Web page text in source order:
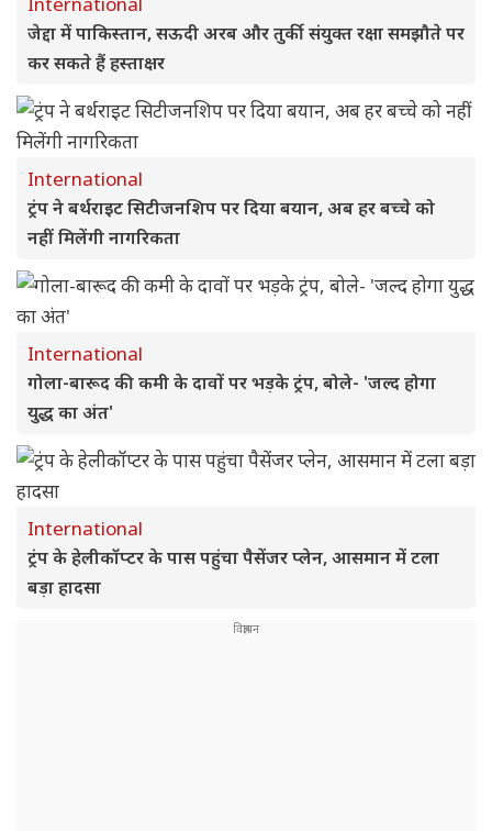
जेद्दा में पाकिस्तान, सऊदी अरब और तुर्की संयुक्त रक्षा समझौते पर
कर सकते हैं हस्ताक्षर
International
ट्रंप ने बर्थराइट सिटीजनशिप पर दिया बयान, अब हर बच्चे को
नहीं मिलेंगी नागरिकता
International
गोला-बारूद की कमी के दावों पर भड़के ट्रंप, बोले- 'जल्द होगा
युद्ध का अंत'
International
ट्रंप के हेलीकॉप्टर के पास पहुंचा पैसेंजर प्लेन, आसमान में टला
बड़ा हादसा